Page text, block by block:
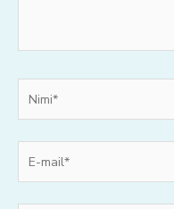
mail*